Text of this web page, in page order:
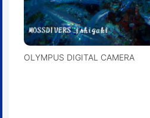
OLYMPUS DIGITAL CAMERA